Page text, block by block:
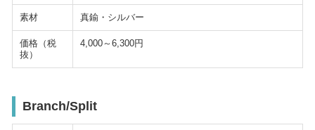
素材 真鍮・シルバー
価格（税
抜）
4,000～6,300円
Branch/Split